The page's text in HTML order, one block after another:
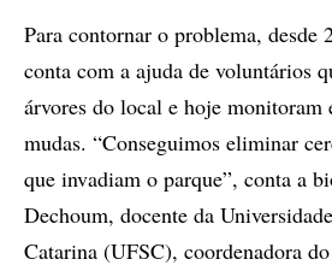
Para contornar o problema, desde
conta com a ajuda de voluntários
árvores do local e hoje monitoram
mudas. “Conseguimos eliminar
que invadiam o parque”, conta a
Dechoum, docente da
Catarina (UFSC), coordenadora